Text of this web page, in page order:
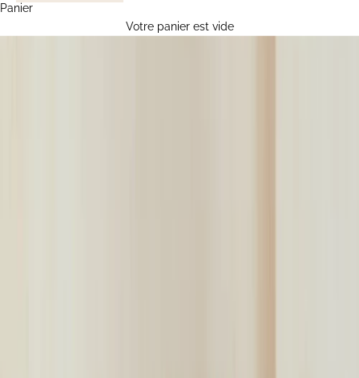
Panier
Votre panier est vide